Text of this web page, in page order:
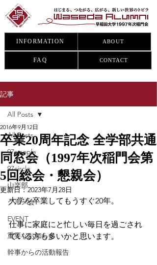
INFORMATION ABOUT
CONTACT
FAQ
記事
All Posts
97people
97circle
山楽部
グルメ会
EVENT
重要なお知らせ
幹事からの活動報告
All Posts
卒業20周年記念 全学部共通
同窓会（1997年次稲門会第
5回総会・懇親会）
2016年9月12日
更新日：2023年7月28日
大学を卒業してもうすぐ20年。
仕事に家庭にと忙しい毎日を過ごされ
ている方も多いかと思います。